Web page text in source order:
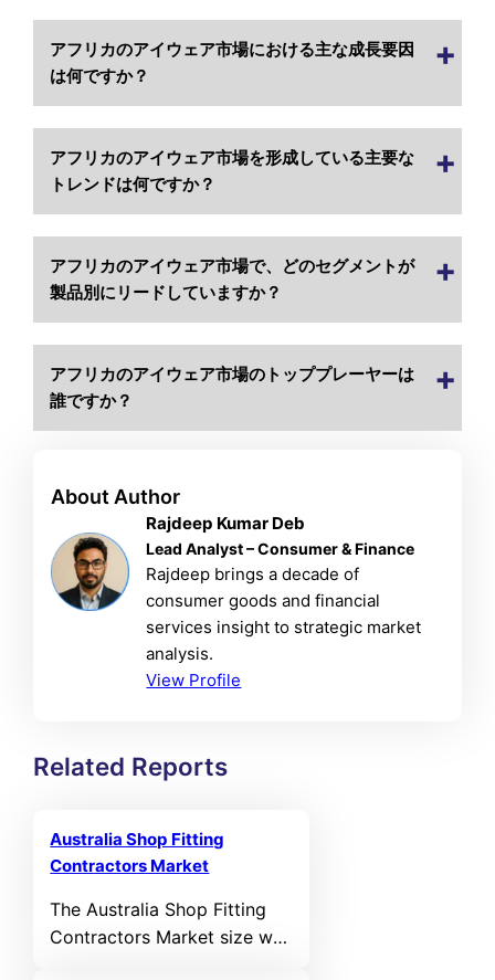
アフリカのアイウェア市場における主な成長要因
は何ですか？
アフリカのアイウェア市場を形成している主要な
トレンドは何ですか？
アフリカのアイウェア市場で、どのセグメントが
製品別にリードしていますか？
アフリカのアイウェア市場のトッププレーヤーは
誰ですか？
About Author
Rajdeep Kumar Deb
Lead Analyst – Consumer & Finance
Rajdeep brings a decade of
consumer goods and financial
services insight to strategic market
analysis.
View Profile
Related Reports
Australia Shop Fitting
Contractors Market
The Australia Shop Fitting
Contractors Market size was